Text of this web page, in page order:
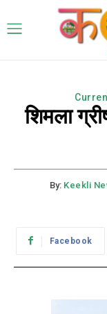
शिमला
By: Keekli
Facebook